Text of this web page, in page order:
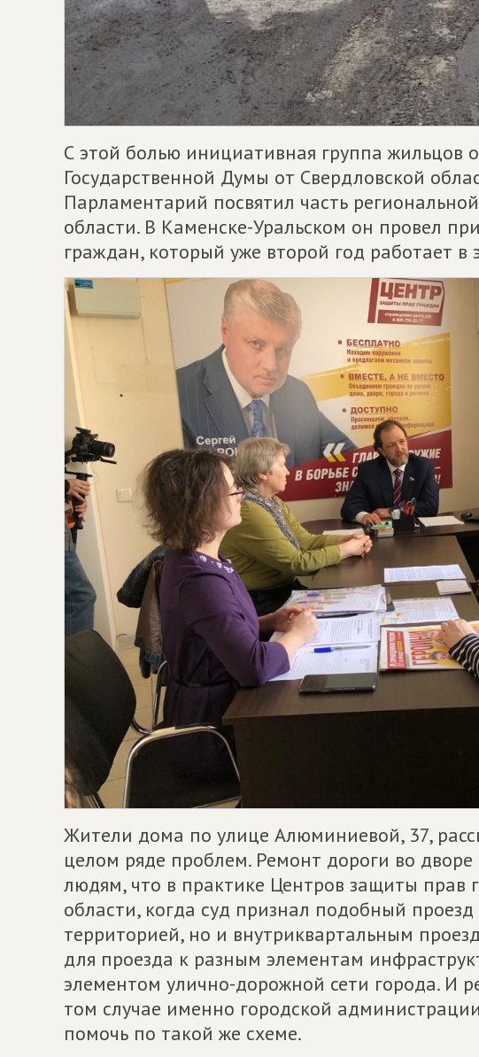
С этой болью инициативная группа жильцов
Государственной Думы от Свердловской
Парламентарий посвятил часть
области. В Каменске-Уральском он провел
граждан, который уже второй год работает в
Жители дома по улице Алюминиевой, 37,
целом ряде проблем. Ремонт дороги во дворе
людям, что в практике Центров защиты прав
области, когда суд признал подобный
территорией, но и внутриквартальным
для проезда к разным элементам
элементом улично-дорожной сети города. И
том случае именно городской
помочь по такой же схеме.